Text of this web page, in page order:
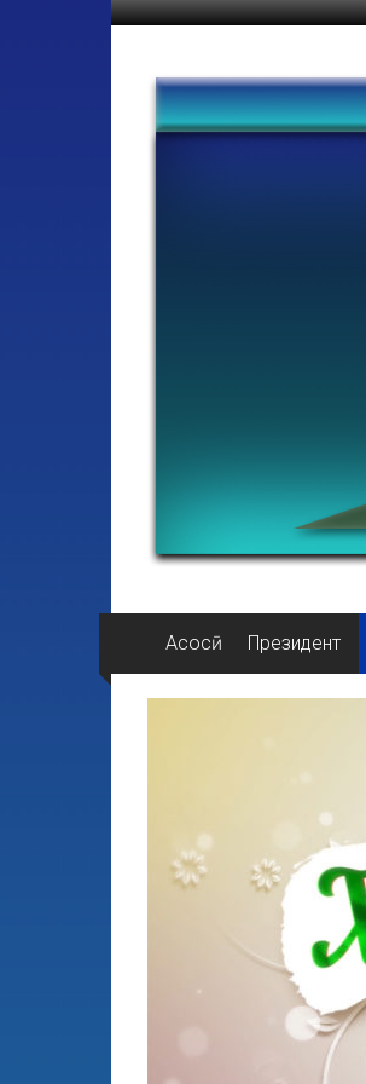
Асосӣ Президент